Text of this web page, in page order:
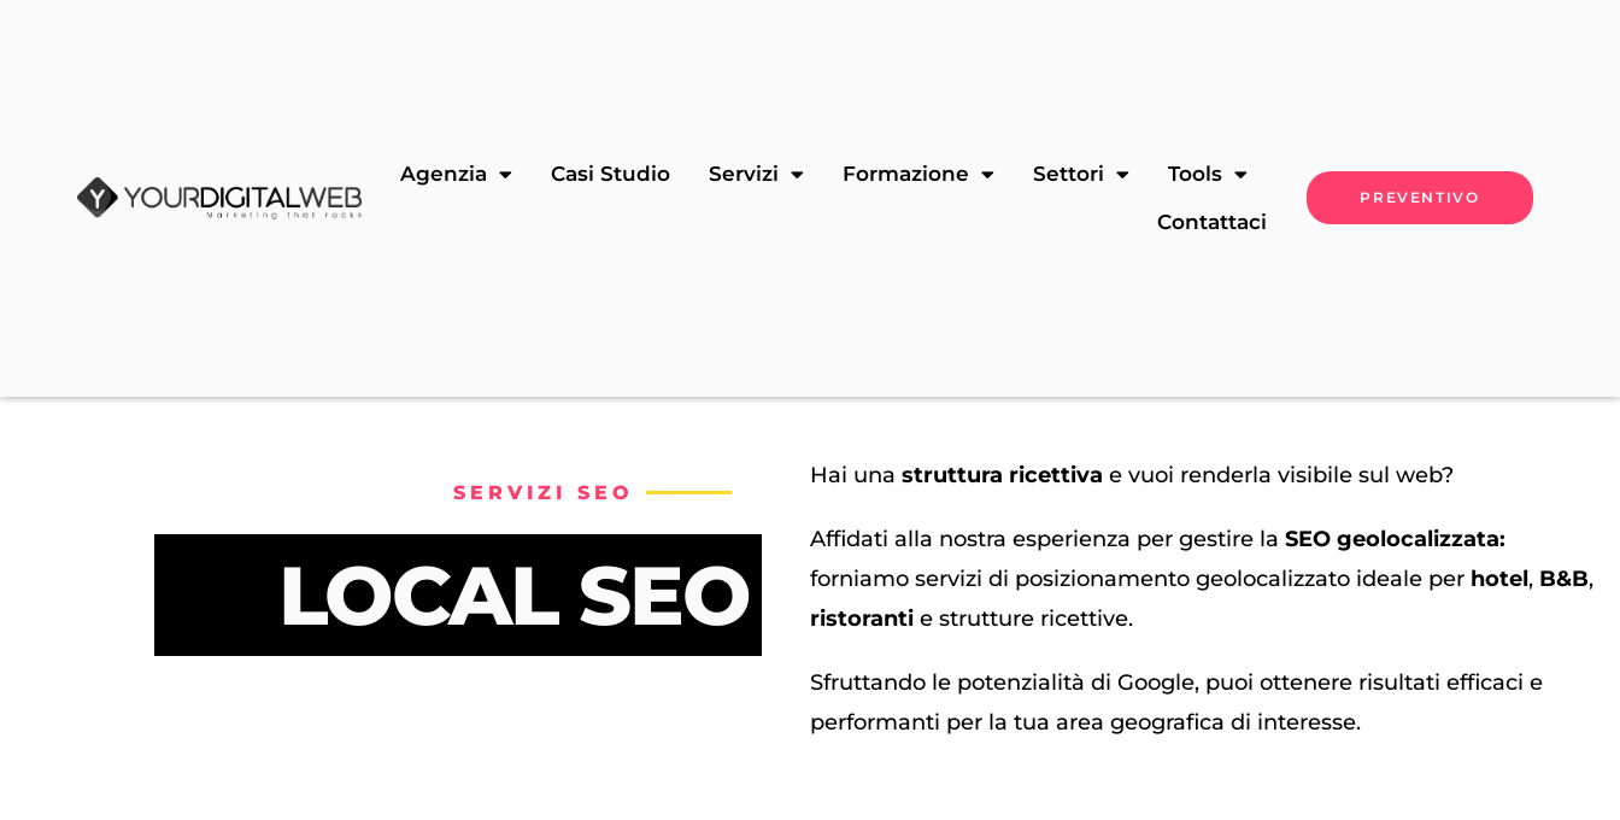
Agenzia Casi Studio Servizi Formazione Settori
Tools
Contattaci
PREVENTIVO
SERVIZI SEO
LOCAL SEO
Hai una struttura ricettiva e vuoi renderla visibile sul web?
Affidati alla nostra esperienza per gestire la SEO geolocalizzata:
forniamo servizi di posizionamento geolocalizzato ideale per hotel, B&B,
ristoranti e strutture ricettive.
Sfruttando le potenzialità di Google, puoi ottenere risultati efficaci e
performanti per la tua area geografica di interesse.